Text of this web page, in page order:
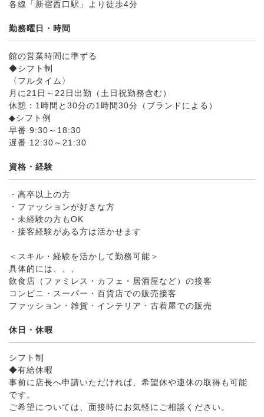
各線「新宿西口駅」より徒歩4分
勤務曜日・時間
館の営業時間に準ずる
◆シフト制
〈フルタイム〉
月に21日～22日出勤（土日祝勤務含む）
休憩：1時間と30分の1時間30分（ブランドによる）
◆シフト例
早番 9:30～18:30
遅番 12:30～21:30
資格・経験
・高卒以上の方
・ファッションが好きな方
・未経験の方もOK
・接客経験がある方は活かせます
＜スキル・経験を活かして勤務可能＞
具体的には、、、
飲食店（ファミレス・カフェ・居酒屋など）の接客
コンビニ・スーパー・百貨店での販売接客
ファッション・雑貨・インテリア・古着屋での販売
休日・休暇
シフト制
◆有給休暇
事前に店長へ申請いただければ、希望休や連休の取得も可能
です。
ご希望については、面接時にお気軽にご相談ください。